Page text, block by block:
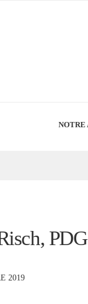
NOTRE
2019